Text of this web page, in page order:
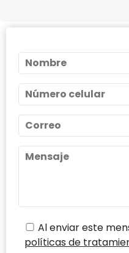
Al enviar este
políticas de